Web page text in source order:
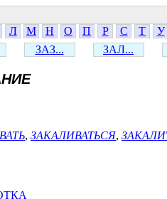
Л М Н О П Р С Т У
ЗАЗ... ЗАЛ...
, ЗАКАЛИВАТЬСЯ,